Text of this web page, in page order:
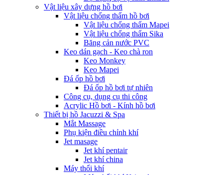
Vật liệu xây dựng hồ bơi
Vật liệu chống thấm hồ bơi
Vật liệu chống thấm Mapei
Vật liệu chống thấm Sika
Băng cản nước PVC
Keo dán gạch - Keo chà ron
Keo Monkey
Keo Mapei
Đá ốp hồ bơi
Đá ốp hồ bơi tự nhiên
Công cụ, dụng cụ thi công
Acrylic Hồ bơi - Kính hồ bơi
Thiết bị hồ Jacuzzi & Spa
Mắt Massage
Phụ kiện điều chỉnh khí
Jet masage
Jet khí pentair
Jet khí china
Máy thổi khí